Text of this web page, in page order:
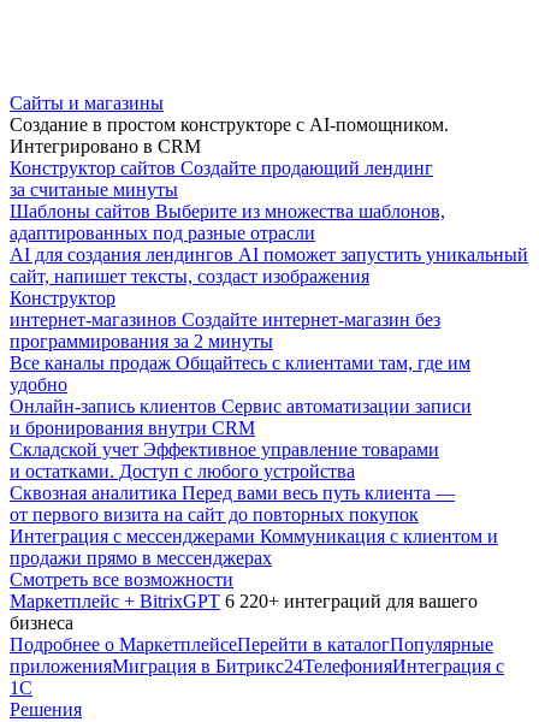
Сайты и магазины
Создание в простом конструкторе с AI-помощником.
Интегрировано в CRM
Конструктор сайтов Создайте продающий лендинг
за считаные минуты
Шаблоны сайтов Выберите из множества шаблонов,
адаптированных под разные отрасли
AI для создания лендингов AI поможет запустить уникальный
сайт, напишет тексты, создаст изображения
Конструктор
интернет-магазинов Создайте интернет-магазин без
программирования за 2 минуты
Все каналы продаж Общайтесь с клиентами там, где им
удобно
Онлайн-запись клиентов Сервис автоматизации записи
и бронирования внутри CRM
Складской учет Эффективное управление товарами
и остатками. Доступ с любого устройства
Сквозная аналитика Перед вами весь путь клиента —
от первого визита на сайт до повторных покупок
Интеграция с мессенджерами Коммуникация с клиентом и
продажи прямо в мессенджерах
Смотреть все возможности
Маркетплейс + BitrixGPT 6 220+ интеграций для вашего
бизнеса
Подробнее о МаркетплейсеПерейти в каталогПопулярные
приложенияМиграция в Битрикс24ТелефонияИнтеграция с
1С
Решения